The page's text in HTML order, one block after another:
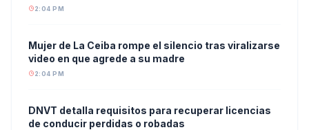
2:04 PM
Mujer de La Ceiba rompe el silencio tras viralizarse
video en que agrede a su madre
2:04 PM
DNVT detalla requisitos para recuperar licencias
de conducir perdidas o robadas